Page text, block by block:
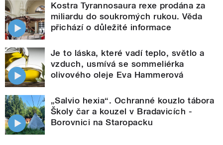
Kostra Tyrannosaura rexe prodána za
miliardu do soukromých rukou. Věda
přichází o důležité informace
Je to láska, které vadí teplo, světlo a
vzduch, usmívá se sommeliérka
olivového oleje Eva Hammerová
„Salvio hexia“. Ochranné kouzlo tábora
Školy čar a kouzel v Bradavicích -
Borovnici na Staropacku